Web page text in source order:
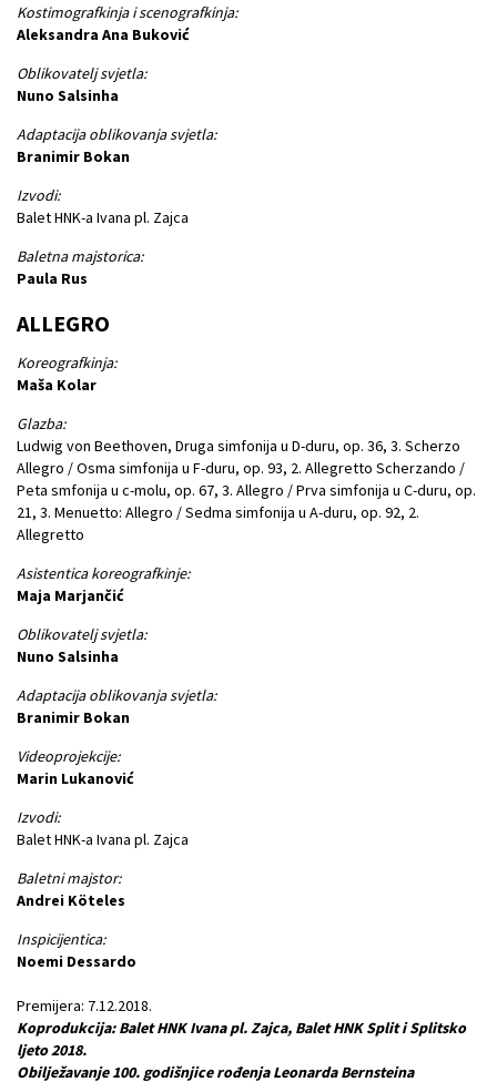
Kostimografkinja i scenografkinja:
Aleksandra Ana Buković
Oblikovatelj svjetla:
Nuno Salsinha
Adaptacija oblikovanja svjetla:
Branimir Bokan
Izvodi:
Balet HNK-a Ivana pl. Zajca
Baletna majstorica:
Paula Rus
ALLEGRO
Koreografkinja:
Maša Kolar
Glazba:
Ludwig von Beethoven, Druga simfonija u D-duru, op. 36, 3. Scherzo
Allegro / Osma simfonija u F-duru, op. 93, 2. Allegretto Scherzando /
Peta smfonija u c-molu, op. 67, 3. Allegro / Prva simfonija u C-duru, op.
21, 3. Menuetto: Allegro / Sedma simfonija u A-duru, op. 92, 2.
Allegretto
Asistentica koreografkinje:
Maja Marjančić
Oblikovatelj svjetla:
Nuno Salsinha
Adaptacija oblikovanja svjetla:
Branimir Bokan
Videoprojekcije:
Marin Lukanović
Izvodi:
Balet HNK-a Ivana pl. Zajca
Baletni majstor:
Andrei Köteles
Inspicijentica:
Noemi Dessardo
Premijera: 7.12.2018.
Koprodukcija: Balet HNK Ivana pl. Zajca, Balet HNK Split i Splitsko
ljeto 2018.
Obilježavanje 100. godišnjice rođenja Leonarda Bernsteina